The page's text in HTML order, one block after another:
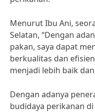
Menurut Ibu Ani,
Selatan, “Dengan
pakan, saya dapat
berkualitas dan
menjadi lebih baik
Dengan adanya
budidaya perikanan